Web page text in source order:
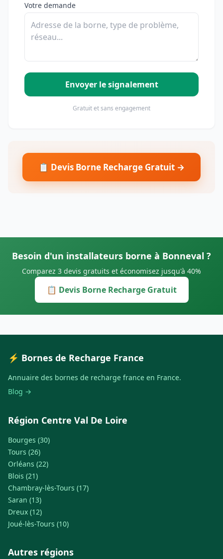
Votre demande
Envoyer le signalement
Gratuit et sans engagement
📋 Devis Borne Recharge Gratuit →
Besoin d'un installateurs borne à Bonneval ?
Comparez 3 devis gratuits et économisez jusqu'à 40%
📋 Devis Borne Recharge Gratuit
⚡ Bornes de Recharge France
Annuaire des bornes de recharge france en France.
Blog →
Région Centre Val De Loire
Bourges (30)
Tours (26)
Orléans (22)
Blois (21)
Chambray-lès-Tours (17)
Saran (13)
Dreux (12)
Joué-lès-Tours (10)
Autres régions